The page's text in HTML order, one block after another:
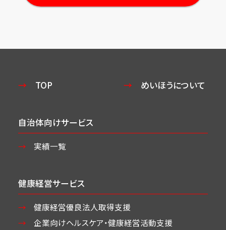
TOP めいほうについて
自治体向けサービス
実績一覧
健康経営サービス
健康経営優良法人取得支援
企業向けヘルスケア・健康経営活動支援